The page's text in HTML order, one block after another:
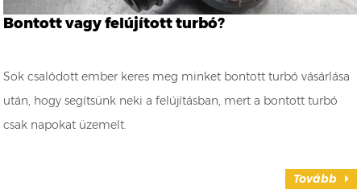
Bontott vagy felújított turbó?
Sok csalódott ember keres meg minket bontott turbó vásárlása
után, hogy segítsünk neki a felújításban, mert a bontott turbó
csak napokat üzemelt.
Tovább